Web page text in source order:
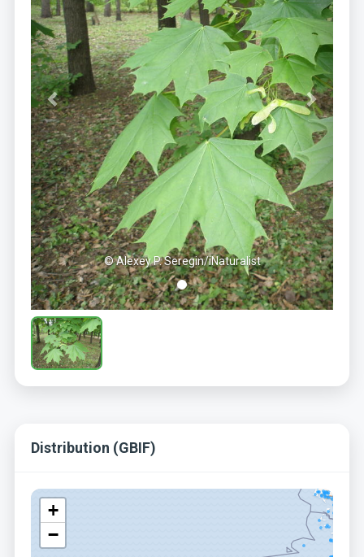
© Alexey P. Seregin/iNaturalist
Distribution (GBIF)
+
−